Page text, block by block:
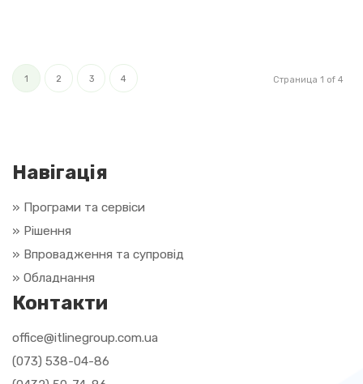
Страница 1 of 4
1 2 3 4
Навігація
» Програми та сервіси
» Рішення
» Впровадження та супровід
» Обладнання
Контакти
office@itlinegroup.com.ua
(073) 538-04-86